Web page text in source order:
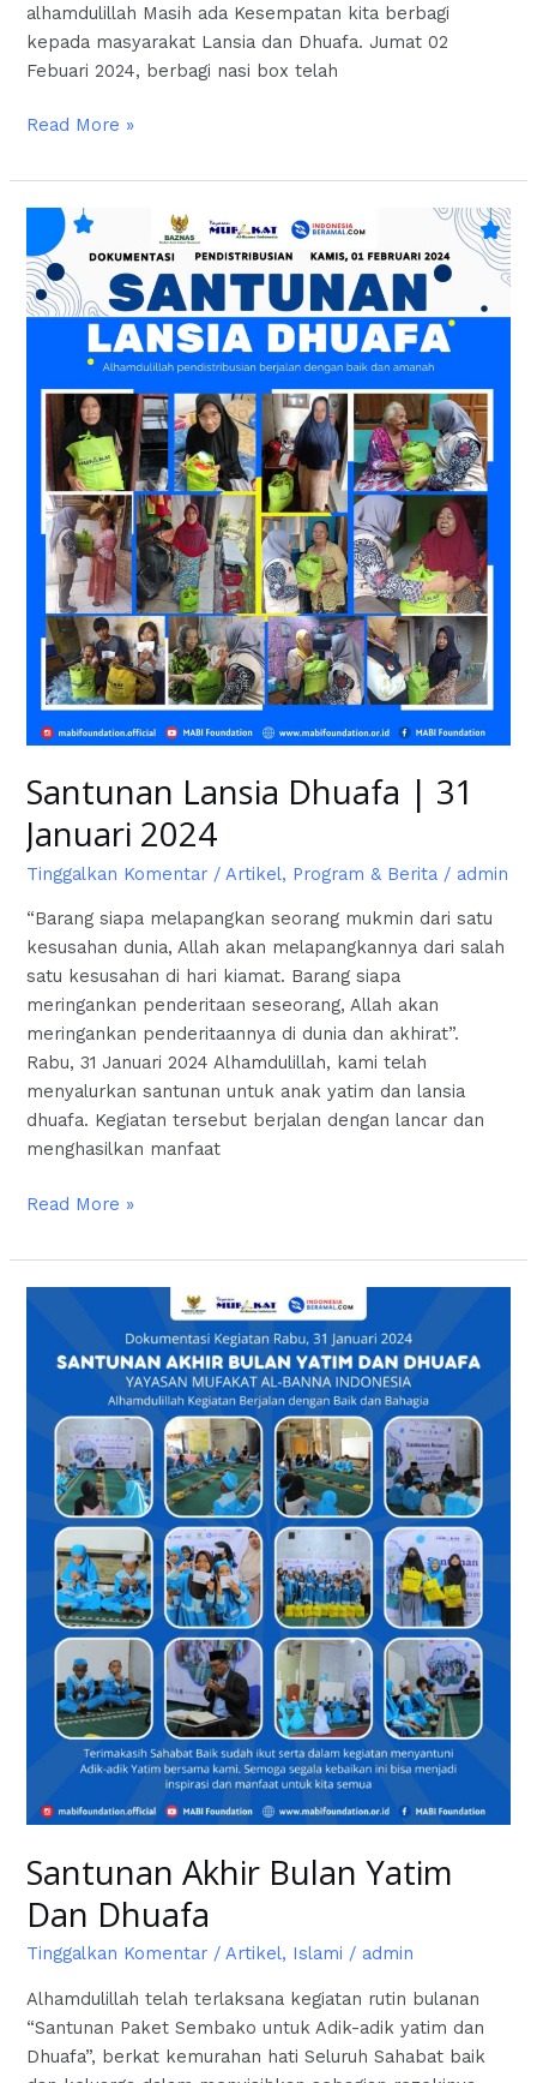
alhamdulillah Masih ada Kesempatan kita berbagi
kepada masyarakat Lansia dan Dhuafa. Jumat 02
Febuari 2024, berbagi nasi box telah
Read More »
Santunan Lansia Dhuafa | 31
Januari 2024
Tinggalkan Komentar /Artikel, Program & Berita / admin
“Barang siapa melapangkan seorang mukmin dari satu
kesusahan dunia, Allah akan melapangkannya dari salah
satu kesusahan di hari kiamat. Barang siapa
meringankan penderitaan seseorang, Allah akan
meringankan penderitaannya di dunia dan akhirat”.
Rabu, 31 Januari 2024 Alhamdulillah, kami telah
menyalurkan santunan untuk anak yatim dan lansia
dhuafa. Kegiatan tersebut berjalan dengan lancar dan
menghasilkan manfaat
Santunan
Lansia
Dhuafa
|
2024
Read More »
Santunan Akhir Bulan Yatim
Dan Dhuafa
Tinggalkan Komentar /Artikel, Islami / admin
Alhamdulillah telah terlaksana kegiatan rutin bulanan
“Santunan Paket Sembako untuk Adik-adik yatim dan
Dhuafa”, berkat kemurahan hati Seluruh Sahabat baik
Santunan
Bulan
Dan
Dhuafa